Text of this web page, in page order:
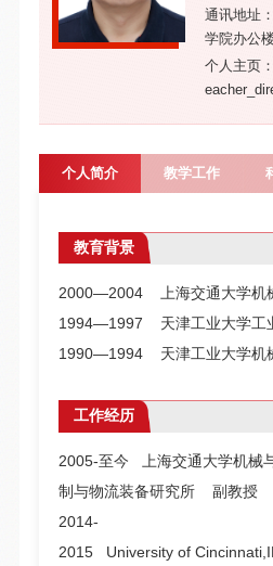
通讯地址
学院办公
个人主页
个人简介 教学工作
教育背景
2000―2004 上海交通大学
1994―1997 天津工业大学工
1990―1994 天津工业大学
工作经历
2005-至今 上海交通大学机械
制与物流装备研究所 副教授
2014-
2015 University of